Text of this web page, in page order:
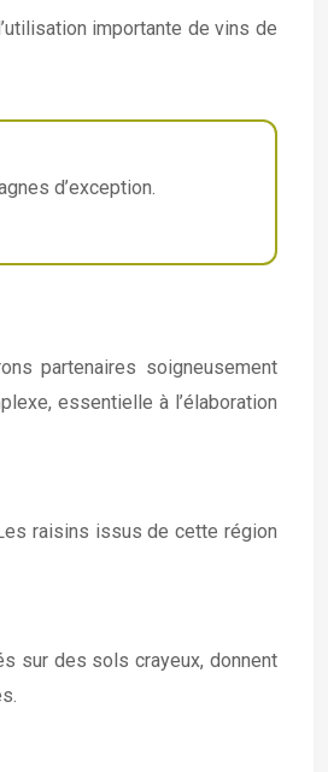
importante de vins de
d’exception.
partenaires soigneusement
essentielle à l’élaboration
raisins issus de cette région
sur des sols crayeux, donnent